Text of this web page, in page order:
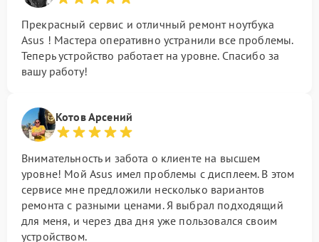
Прекрасный сервис и отличный ремонт ноутбука
Asus ! Мастера оперативно устранили все проблемы.
Теперь устройство работает на уровне. Спасибо за
вашу работу!
Котов Арсений
Внимательность и забота о клиенте на высшем
уровне! Мой Asus имел проблемы с дисплеем. В этом
сервисе мне предложили несколько вариантов
ремонта с разными ценами. Я выбрал подходящий
для меня, и через два дня уже пользовался своим
устройством.